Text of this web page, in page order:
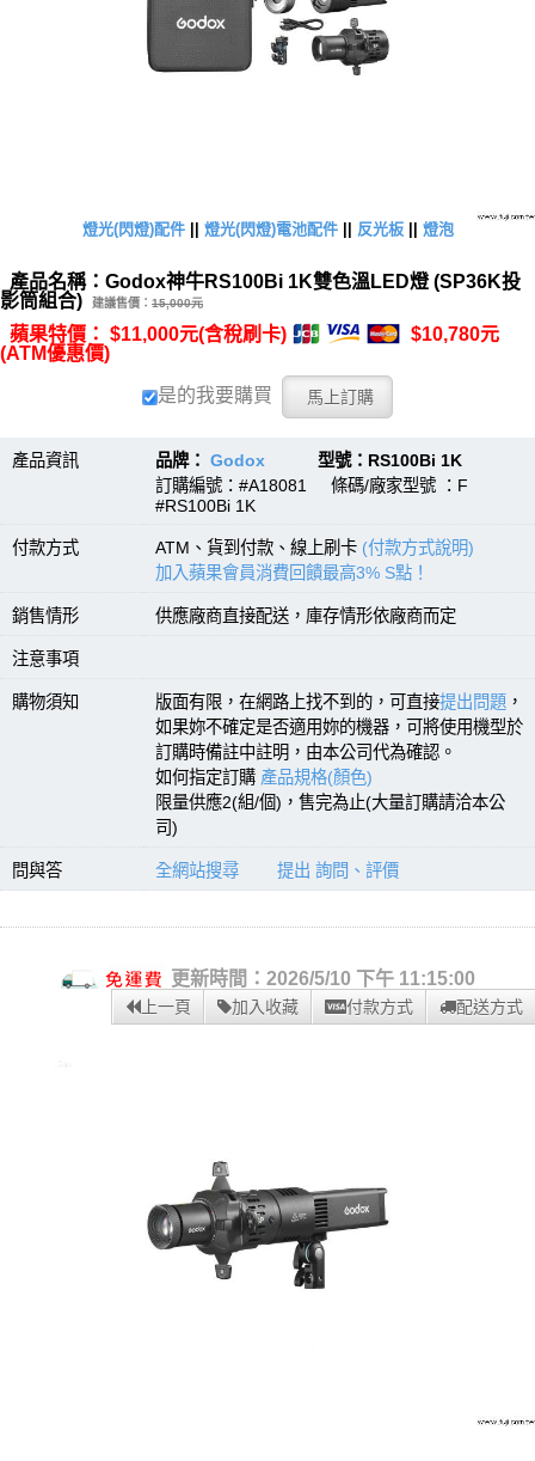
燈光(閃燈)配件|| 燈光(閃燈)電池配件|| 反光板|| 燈泡
產品名稱：Godox神牛RS100Bi 1K雙色溫LED燈 (SP36K投
影筒組合)
建議售價： 15,000元
蘋果特價： $11,000元(含稅刷卡)
$10,780元
(ATM優惠價)
是的我要購買
產品資訊 品牌： Godox 型號：RS100Bi 1K
訂購編號：#A18081 條碼/廠家型號 ：F
#RS100Bi 1K
付款方式 ATM、貨到付款、線上刷卡 (付款方式說明)
加入蘋果會員消費回饋最高3% S點！
銷售情形 供應廠商直接配送，庫存情形依廠商而定
注意事項
購物須知 版面有限，在網路上找不到的，可直接提出問題 ，
如果妳不確定是否適用妳的機器，可將使用機型於
訂購時備註中註明，由本公司代為確認。
如何指定訂購 產品規格(顏色)
限量供應2(組/個)，售完為止(大量訂購請洽本公
司)
問與答 全網站搜尋 提出 詢問、評價
更新時間：2026/5/10 下午 11:15:00
上一頁 加入收藏 付款方式 配送方式